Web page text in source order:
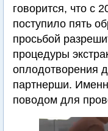
говорится, что с
поступило пять
просьбой
процедуры
оплодотворения
партнерши.
поводом для